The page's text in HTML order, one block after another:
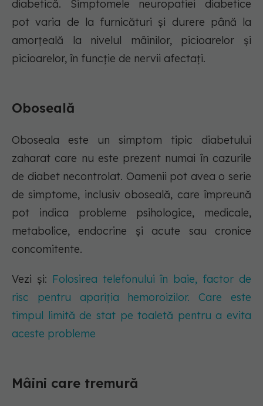
diabetică. Simptomele neuropatiei diabetice
pot varia de la furnicături și durere până la
amorțeală la nivelul mâinilor, picioarelor și
picioarelor, în funcție de nervii afectați.
Oboseală
Oboseala este un simptom tipic diabetului
zaharat care nu este prezent numai în cazurile
de diabet necontrolat. Oamenii pot avea o serie
de simptome, inclusiv oboseală, care împreună
pot indica probleme psihologice, medicale,
metabolice, endocrine și acute sau cronice
concomitente.
Vezi și: Folosirea telefonului în baie, factor de
risc pentru apariția hemoroizilor. Care este
timpul limită de stat pe toaletă pentru a evita
aceste probleme
Mâini care tremură